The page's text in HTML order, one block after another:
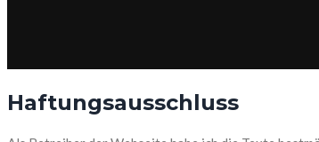
Haftungsausschluss